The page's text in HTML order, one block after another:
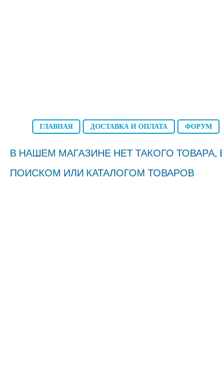
ГЛАВНАЯ ДОСТАВКА И ОПЛАТА ФОРУМ
В НАШЕМ МАГАЗИНЕ НЕТ ТАКОГО
ПОИСКОМ ИЛИ КАТАЛОГОМ ТОВАРОВ